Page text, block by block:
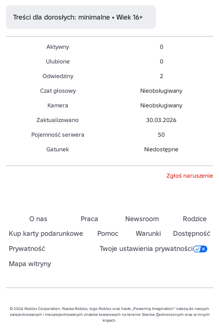
Treści dla dorosłych: minimalne • Wiek 16+
Aktywny
0
Ulubione
0
Odwiedziny
2
Czat głosowy
Nieobsługiwany
Kamera
Nieobsługiwany
Zaktualizowano
30.03.2026
Pojemność serwera
50
Gatunek
Niedostępne
Zgłoś naruszenie
O nas Praca Newsroom
Rodzice
Kup karty podarunkowe
Pomoc Warunki
Dostępność
Prywatność
Twoje ustawienia prywatności
Mapa witryny
© 2026 Roblox Corporation. Nazwa Roblox, logo Roblox oraz hasło „Powering Imagination” należą do naszych
zarejestrowanych i niezarejestrowanych znaków towarowych na terenie Stanów Zjednoczonych oraz w innych
krajach.